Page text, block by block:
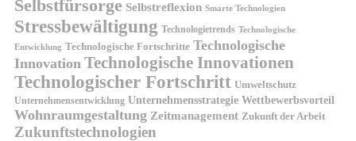
Selbstfürsorge Selbstreflexion Smarte Technologien
Stressbewältigung Technologietrends Technologische
Entwicklung Technologische Fortschritte Technologische
Innovation Technologische Innovationen
Technologischer Fortschritt Umweltschutz
Unternehmensentwicklung Unternehmensstrategie Wettbewerbsvorteil
Wohnraumgestaltung Zeitmanagement Zukunft der Arbeit
Zukunftstechnologien